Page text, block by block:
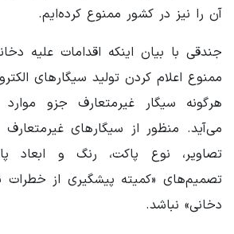
آن را نیز در کشور ممنوع کرده‌ایم.
جندقی با بیان اینکه اقدامات علیه
ممنوع اعلام‌ کردن تولید سیگارهای
هرگونه سیگار غیرمتعارف جزو
می‌آید. منظور از سیگارهای
تصاویر، نوع پاکت، رنگ و ابعاد
تصمیم‌های «کمیته پیشگیری از
دخانی» نباشد.